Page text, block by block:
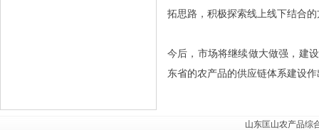
拓思路，积极探索线上线下结合
今后，市场将继续做大做强，建
东省的农产品的供应链体系建设
山东匡山农产品